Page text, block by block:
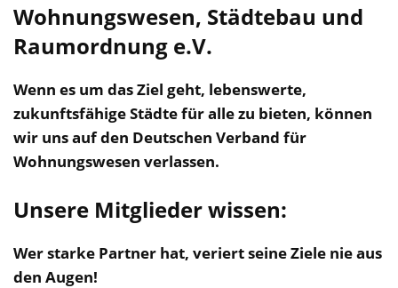
Wohnungswesen, Städtebau und
Raumordnung e.V.
Wenn es um das Ziel geht, lebenswerte,
zukunftsfähige Städte für alle zu bieten, können
wir uns auf den Deutschen Verband für
Wohnungswesen verlassen.
Unsere Mitglieder wissen:
Wer starke Partner hat, veriert seine Ziele nie aus
den Augen!